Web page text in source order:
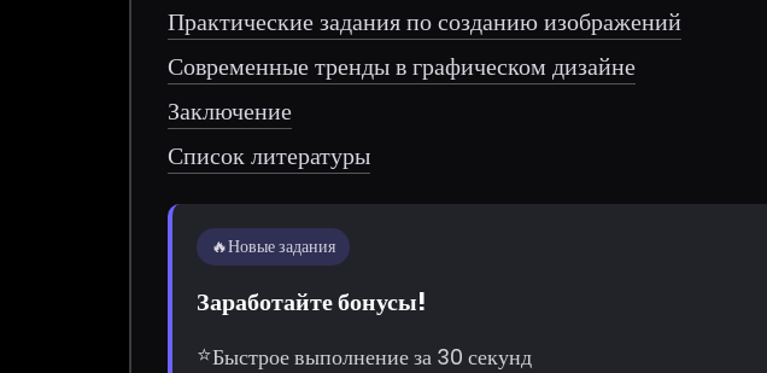
Практические задания по созданию изображений
Современные тренды в графическом дизайне
Заключение
Список литературы
🔥Новые задания
Заработайте бонусы!
⭐Быстрое выполнение за 30 секунд